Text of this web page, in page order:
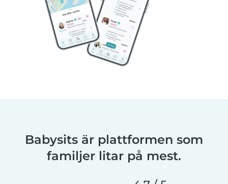
Babysits är plattformen som
familjer litar på mest.